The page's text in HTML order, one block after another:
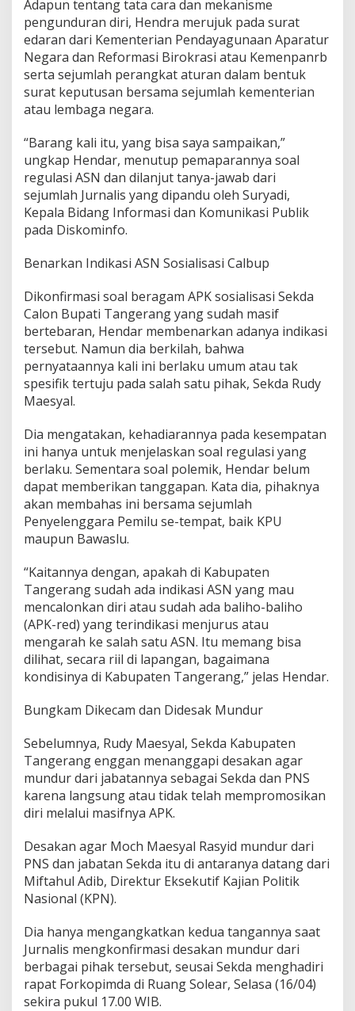
Adapun tentang tata cara dan mekanisme
pengunduran diri, Hendra merujuk pada surat
edaran dari Kementerian Pendayagunaan Aparatur
Negara dan Reformasi Birokrasi atau Kemenpanrb
serta sejumlah perangkat aturan dalam bentuk
surat keputusan bersama sejumlah kementerian
atau lembaga negara.
“Barang kali itu, yang bisa saya sampaikan,”
ungkap Hendar, menutup pemaparannya soal
regulasi ASN dan dilanjut tanya-jawab dari
sejumlah Jurnalis yang dipandu oleh Suryadi,
Kepala Bidang Informasi dan Komunikasi Publik
pada Diskominfo.
Benarkan Indikasi ASN Sosialisasi Calbup
Dikonfirmasi soal beragam APK sosialisasi Sekda
Calon Bupati Tangerang yang sudah masif
bertebaran, Hendar membenarkan adanya indikasi
tersebut. Namun dia berkilah, bahwa
pernyataannya kali ini berlaku umum atau tak
spesifik tertuju pada salah satu pihak, Sekda Rudy
Maesyal.
Dia mengatakan, kehadiarannya pada kesempatan
ini hanya untuk menjelaskan soal regulasi yang
berlaku. Sementara soal polemik, Hendar belum
dapat memberikan tanggapan. Kata dia, pihaknya
akan membahas ini bersama sejumlah
Penyelenggara Pemilu se-tempat, baik KPU
maupun Bawaslu.
“Kaitannya dengan, apakah di Kabupaten
Tangerang sudah ada indikasi ASN yang mau
mencalonkan diri atau sudah ada baliho-baliho
(APK-red) yang terindikasi menjurus atau
mengarah ke salah satu ASN. Itu memang bisa
dilihat, secara riil di lapangan, bagaimana
kondisinya di Kabupaten Tangerang,” jelas Hendar.
Bungkam Dikecam dan Didesak Mundur
Sebelumnya, Rudy Maesyal, Sekda Kabupaten
Tangerang enggan menanggapi desakan agar
mundur dari jabatannya sebagai Sekda dan PNS
karena langsung atau tidak telah mempromosikan
diri melalui masifnya APK.
Desakan agar Moch Maesyal Rasyid mundur dari
PNS dan jabatan Sekda itu di antaranya datang dari
Miftahul Adib, Direktur Eksekutif Kajian Politik
Nasional (KPN).
Dia hanya mengangkatkan kedua tangannya saat
Jurnalis mengkonfirmasi desakan mundur dari
berbagai pihak tersebut, seusai Sekda menghadiri
rapat Forkopimda di Ruang Solear, Selasa (16/04)
sekira pukul 17.00 WIB.